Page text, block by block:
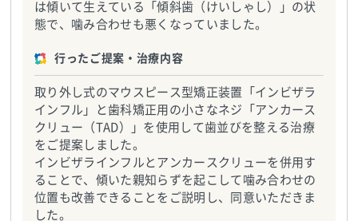
は傾いて生えている「傾斜歯（けいしゃし）」の状
態で、噛み合わせも悪くなっていました。
行ったご提案・治療内容
取り外し式のマウスピース型矯正装置「インビザラ
インフル」と歯科矯正用の小さなネジ「アンカース
クリュー（TAD）」を使用して歯並びを整える治療
をご提案しました。
インビザラインフルとアンカースクリューを併用す
ることで、傾いた親知らずを起こして噛み合わせの
位置も改善できることをご説明し、同意いただきま
した。